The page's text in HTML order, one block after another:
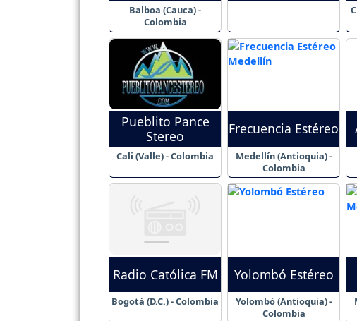
Balboa (Cauca) -
Colombia
Pueblito Pance
Stereo
Cali (Valle) - Colombia
Frecuencia Estéreo
Medellín (Antioquia) -
Colombia
Radio Católica FM
Bogotá (D.C.) - Colombia
Yolombó Estéreo
Yolombó (Antioquia) -
Colombia